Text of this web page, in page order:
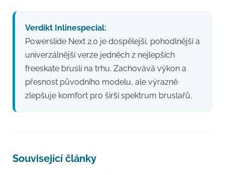
Verdikt Inlinespecial:
Powerslide Next 2.0 je dospělejší, pohodlnější a
univerzálnější verze jedněch z nejlepších
freeskate bruslí na trhu. Zachovává výkon a
přesnost původního modelu, ale výrazně
zlepšuje komfort pro širší spektrum bruslařů.
Související články